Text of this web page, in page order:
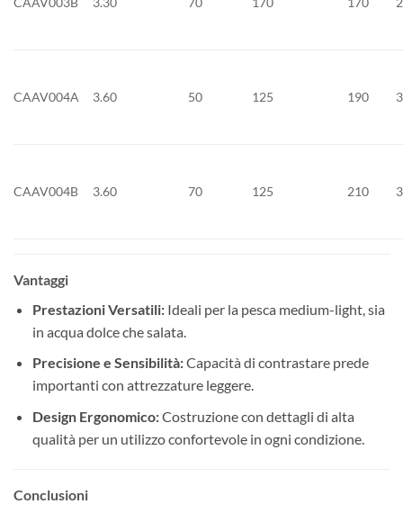
CAAV004A 3.60 50 125 190 3
CAAV004B 3.60 70 125 210 3
Vantaggi
Prestazioni Versatili:Ideali per la pesca medium-light, sia
in acqua dolce che salata.
Precisione e Sensibilità:Capacità di contrastare prede
importanti con attrezzature leggere.
Design Ergonomico:Costruzione con dettagli di alta
qualità per un utilizzo confortevole in ogni condizione.
Conclusioni